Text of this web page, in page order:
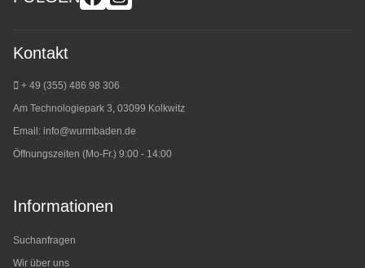
Kontakt
+ 49 (355) 486 98 306
Am Technologiepark 3, 03099 Kolkwitz
Email: info@wurmbaden.de
Öffnungszeiten (Mo-Fr.) 9:00 - 14:00
Informationen
Suchanfragen
Wir über uns